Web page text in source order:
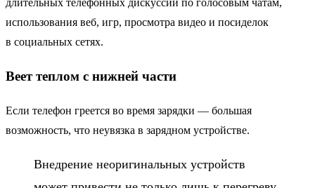
использования веб, игр, просмотра видео и посиделок
в социальных сетях.
Веет теплом с нижней части
Если телефон греется во время зарядки — большая
возможность, что неувязка в зарядном устройстве.
Внедрение неоригинальных устройств